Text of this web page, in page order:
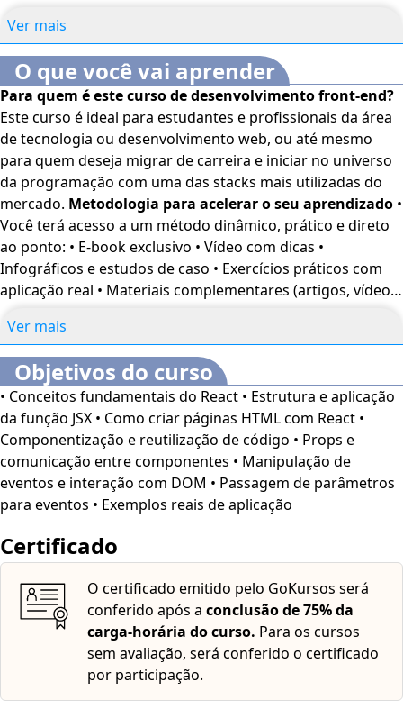
Por que escolher este curso de Desenvolvimento Front-
End com React?
Odesenvolvimento front-endé a camada da aplicação
que o usuário vê, interage e julga em segundos. E o React
é uma das ferramentas mais poderosas para criar
experiências poderosas e intuitivas, como as de Facebook,
Uber, Airbnb e Netflix.
Nestecurso de React, você aprenderá os fundamentos da
biblioteca, desde o uso do JSX, a criação de componentes,
manipulação de eventos, até a estruturação de páginas
completas reutilizando código e otimizando performance.
Além disso, você vai entender como odesenvolvimento
stack, ampliando sua visão técnica para se tornar um
desenvolvedor completo e preparado para os desafios do
mercado.
Ver mais
O que você vai aprender
Para quem é este curso de desenvolvimento front-end?
Este curso é ideal para estudantes e profissionais da área
de tecnologia ou desenvolvimento web, ou até mesmo
para quem deseja migrar de carreira e iniciar no universo
da programação com uma das stacks mais utilizadas do
mercado. Metodologia para acelerar o seu aprendizado •
Você terá acesso a um método dinâmico, prático e direto
ao ponto: • E-book exclusivo • Vídeo com dicas •
Infográficos e estudos de caso • Exercícios práticos com
aplicação real • Materiais complementares (artigos, vídeos
acessibilidade, como alto contraste, aumento de fonte e
tradução automática para Libras. Basta ativar nas
configurações da sua conta.
Ver mais
Objetivos do curso
• Conceitos fundamentais do React • Estrutura e aplicação
da função JSX • Como criar páginas HTML com React •
Componentização e reutilização de código • Props e
comunicação entre componentes • Manipulação de
eventos e interação com DOM • Passagem de parâmetros
para eventos • Exemplos reais de aplicação
Certificado
O certificado emitido pelo GoKursos será
conferido após a conclusão de 75% da
carga-horária do curso. Para os cursos
sem avaliação, será conferido o certificado
por participação.